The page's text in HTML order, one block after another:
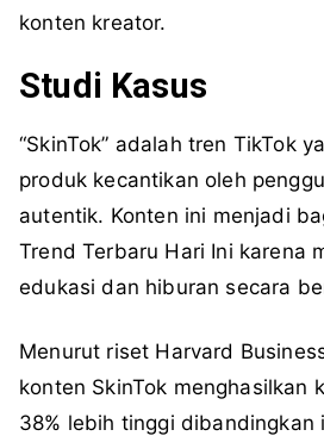
konten kreator.
Studi Kasus
“SkinTok” adalah tren TikTok
produk kecantikan oleh
autentik. Konten ini menjadi
Trend Terbaru Hari Ini karena
edukasi dan hiburan secara
Menurut riset Harvard
konten SkinTok menghasilkan
38% lebih tinggi dibandingkan